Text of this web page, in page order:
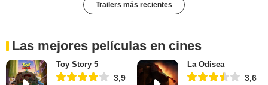
Trailers más recientes
Las mejores películas en cines
Toy Story 5
3,9
La Odisea
3,6